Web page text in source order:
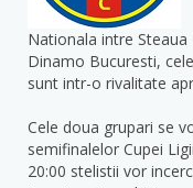
Nationala intre Steaua
Dinamo Bucuresti,
sunt intr-o rivalitate
Cele doua grupari se
semifinalelor Cupei
20:00 stelistii vor